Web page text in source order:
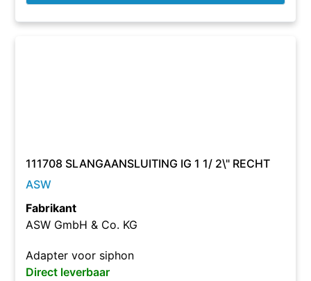
111708 SLANGAANSLUITING IG 1 1/ 2\" RECHT
ASW
Fabrikant
ASW GmbH & Co. KG
Adapter voor siphon
Direct leverbaar